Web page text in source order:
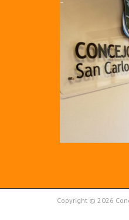
Copyright © 2026